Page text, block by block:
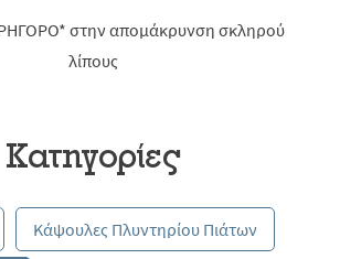
στην απομάκρυνση σκληρού
λίπους
Κατηγορίες
Κάψουλες Πλυντηρίου Πιάτων